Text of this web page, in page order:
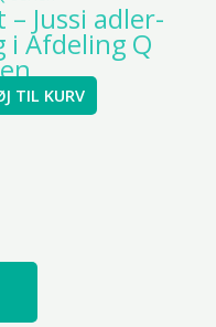
Jussi adler-
i Afdeling Q
TIL KURV